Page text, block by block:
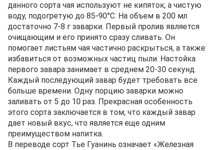
данного сорта чая используют не кипяток, а чистую
воду, подогретую до 85-90°С. На объем в 200 мл
достаточно 7-8 г заварки. Первый пролив является
очищающим и его принято сразу сливать. Он
помогает листьям чая частично раскрыться, а также
избавиться от возможных частиц пыли. Настойка
первого завара занимает в среднем 20-30 секунд.
Каждый последующий завар будет требовать все
больше времени. Одну порцию заварки можно
заливать от 5 до 10 раз. Прекрасная особенность
этого сорта заключается в том, что каждый завар
дает новый вкус, что является еще одним
преимуществом напитка.
В переводе сорт Тье Гуанинь означает «Железная